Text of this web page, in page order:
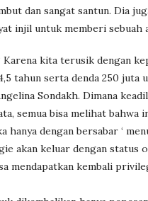
dan sangat santun. Dia
injil untuk memberi sebuah
Karena kita terusik dengan
tahun serta denda 250
Sondakh. Dimana
semua bisa melihat bahwa
hanya dengan bersabar ‘
akan keluar dengan status
mendapatkan kembali